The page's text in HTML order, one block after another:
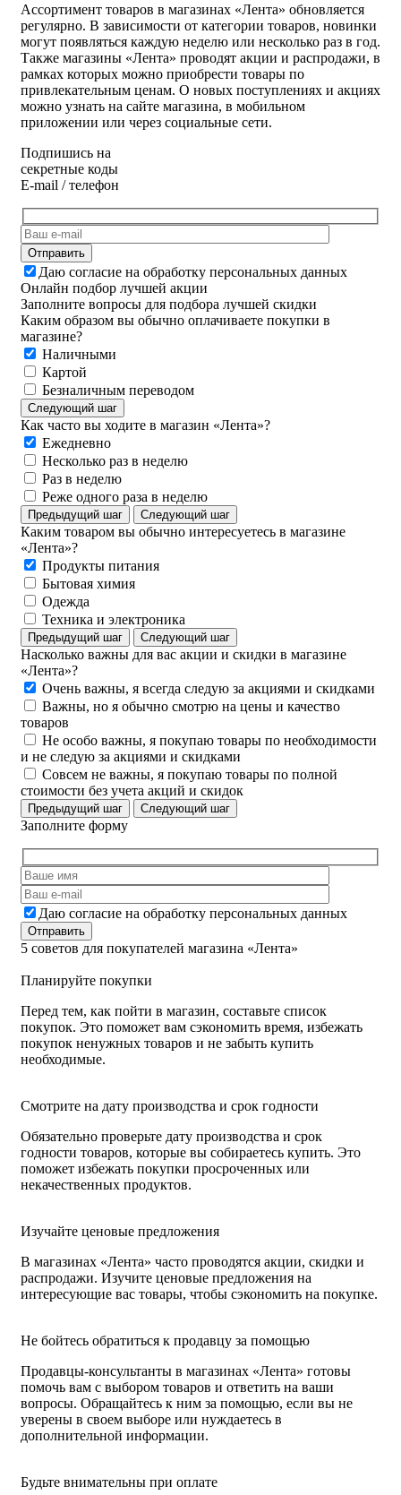
Ассортимент товаров в магазинах «Лента» обновляется
регулярно. В зависимости от категории товаров, новинки
могут появляться каждую неделю или несколько раз в год.
Также магазины «Лента» проводят акции и распродажи, в
рамках которых можно приобрести товары по
привлекательным ценам. О новых поступлениях и акциях
можно узнать на сайте магазина, в мобильном
приложении или через социальные сети.
Подпишись на
секретные коды
E-mail / телефон
Даю согласие на обработку персональных данных
Онлайн подбор лучшей акции
Заполните вопросы для подбора лучшей скидки
Каким образом вы обычно оплачиваете покупки в
магазине?
Наличными
Картой
Безналичным переводом
Следующий шаг
Как часто вы ходите в магазин «Лента»?
Ежедневно
Несколько раз в неделю
Раз в неделю
Реже одного раза в неделю
Предыдущий шаг Следующий шаг
Каким товаром вы обычно интересуетесь в магазине
«Лента»?
Продукты питания
Бытовая химия
Одежда
Техника и электроника
Предыдущий шаг Следующий шаг
Насколько важны для вас акции и скидки в магазине
«Лента»?
Очень важны, я всегда следую за акциями и скидками
Важны, но я обычно смотрю на цены и качество
товаров
Не особо важны, я покупаю товары по необходимости
и не следую за акциями и скидками
Совсем не важны, я покупаю товары по полной
стоимости без учета акций и скидок
Предыдущий шаг Следующий шаг
Заполните форму
Даю согласие на обработку персональных данных
5 советов для покупателей магазина «Лента»
Планируйте покупки
Перед тем, как пойти в магазин, составьте список
покупок. Это поможет вам сэкономить время, избежать
покупок ненужных товаров и не забыть купить
необходимые.
Смотрите на дату производства и срок годности
Обязательно проверьте дату производства и срок
годности товаров, которые вы собираетесь купить. Это
поможет избежать покупки просроченных или
некачественных продуктов.
Изучайте ценовые предложения
В магазинах «Лента» часто проводятся акции, скидки и
распродажи. Изучите ценовые предложения на
интересующие вас товары, чтобы сэкономить на покупке.
Не бойтесь обратиться к продавцу за помощью
Продавцы-консультанты в магазинах «Лента» готовы
помочь вам с выбором товаров и ответить на ваши
вопросы. Обращайтесь к ним за помощью, если вы не
уверены в своем выборе или нуждаетесь в
дополнительной информации.
Будьте внимательны при оплате